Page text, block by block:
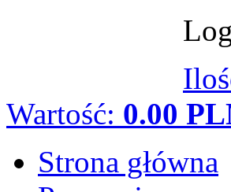
Wartość: 0.00
Strona główna